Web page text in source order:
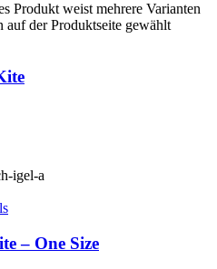
Produkt weist mehrere Varianten
der Produktseite gewählt
– One Size